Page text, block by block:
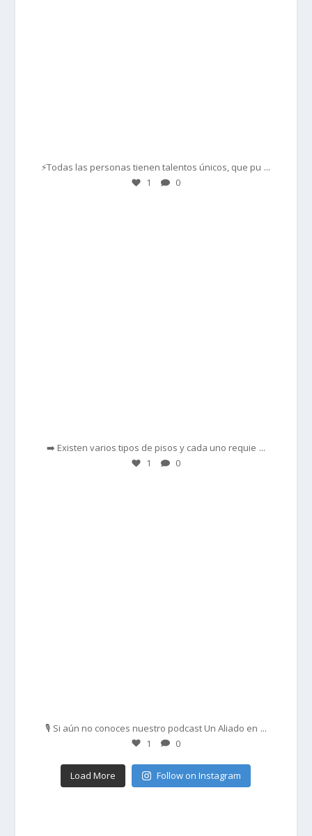
⚡Todas las personas tienen talentos únicos, que pu ...
1 0
➡️ Existen varios tipos de pisos y cada uno requie ...
1 0
🎙️ Si aún no conoces nuestro podcast Un Aliado en ...
1 0
Load More Follow on Instagram